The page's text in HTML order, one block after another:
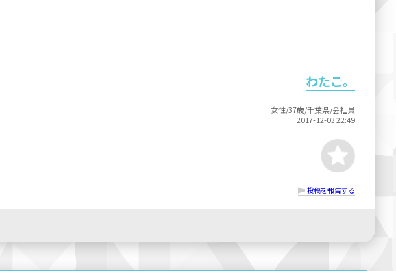
わたこ。
女性/37歳/千葉県/会社員
2017-12-03 22:49
投稿を報告する